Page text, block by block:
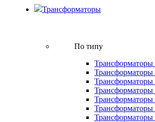
Трансформаторы
По типу